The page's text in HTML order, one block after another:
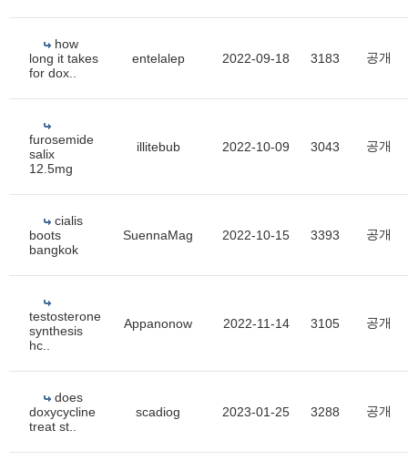
how
long it takes
for dox..
entelalep 2022-09-18 3183 공개
furosemide
salix
12.5mg
illitebub 2022-10-09 3043 공개
cialis
boots
bangkok
SuennaMag 2022-10-15 3393 공개
testosterone
synthesis
hc..
Appanonow 2022-11-14 3105 공개
does
doxycycline
treat st..
scadiog 2023-01-25 3288 공개